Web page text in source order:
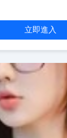
立即進入